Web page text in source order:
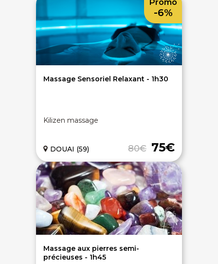
Massage Sensoriel Relaxant - 1h30
Kilizen massage
80€ 75€
DOUAI (59)
Promo
-6%
Massage aux pierres semi-
précieuses - 1h45